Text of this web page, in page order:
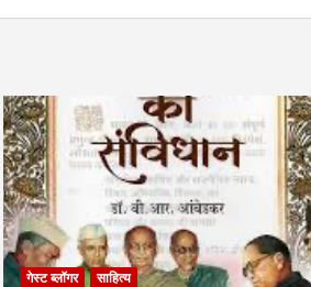
गेस्ट ब्लॉगर साहित्य